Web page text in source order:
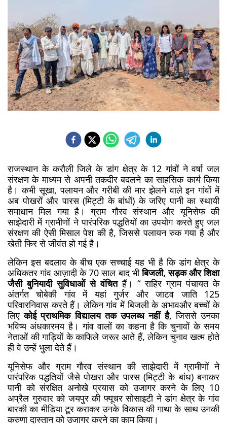
राजस्थान के करौली जिले के डांग क्षेत्र के 12 गांवों ने वर्षा जल
संरक्षण के माध्यम से अपनी तकदीर बदलने का साहसिक कार्य किया
है। कभी सूखा, पलायन और गरीबी की मार झेलने वाले इन गांवों में
अब पोखरों और पारस (मिट्टी के बांधों) के जरिए पानी का स्थायी
समाधान मिल गया है। ग्राम गौरव संस्थान और यूनिसेफ की
साझेदारी में ग्रामीणों ने पारंपरिक पद्धतियों का उपयोग करते हुए जल
संरक्षण की ऐसी मिसाल पेश की है, जिससे पलायन रुक गया है और
खेती फिर से जीवंत हो गई है।
लेकिन इस बदलाव के बीच एक सच्चाई यह भी है कि डांग क्षेत्र के
अधिकतर गांव आज़ादी के 70 साल बाद भी बिजली, सड़क और शिक्षा
जैसी बुनियादी सुविधाओं से वंचित हैं। “ राहिर ग्राम पंचायत के
अंतर्गत चोबेकी गांव में यहां गुर्जर और जाटव जाति 125
परिवारनिवास करते हैं। लेकिन गांव में बिजली के अभावऔर बच्चों के
लिए कोई प्राथमिक विद्यालय तक उपलब्ध नहीं है, जिससे उनका
भविष्य अंधकारमय है। गांव वालों का कहना है कि चुनावों के समय
नेताओं की गाड़ियों के काफिले जरूर आते हैं, लेकिन चुनाव खत्म होते
ही वे उन्हें भुला देते हैं।
यूनिसेफ और ग्राम गौरव संस्थान की साझेदारी में ग्रामीणों ने
पारंपरिक पद्धतियों जैसे पोखरा और पारस (मिट्टी के बांध) बनाकर
पानी को संरक्षित अनोखे प्रयास को उजागर करने के लिए 10
अप्रैल गुरुवार को जयपुर की फ्यूचर सोसाइटी ने डांग क्षेत्र के गांव
बारकी का मीडिया टूर कराकर उनके विकास की गाथा के साथ उनकी
करुणा दास्तान को उजागर करने का काम किया।